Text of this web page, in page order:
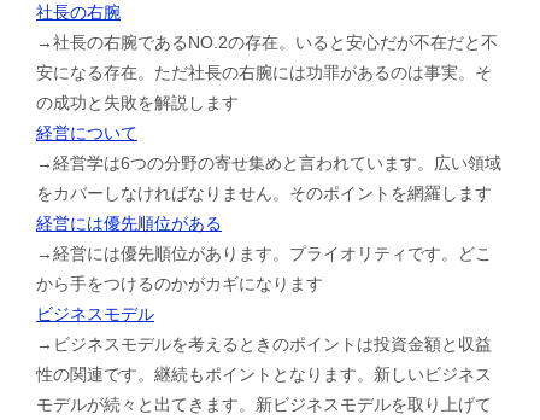
社長の右腕
→社長の右腕であるNO.2の存在。いると安心だが不在だと不
安になる存在。ただ社長の右腕には功罪があるのは事実。そ
の成功と失敗を解説します
経営について
→経営学は6つの分野の寄せ集めと言われています。広い領域
をカバーしなければなりません。そのポイントを網羅します
経営には優先順位がある
→経営には優先順位があります。プライオリティです。どこ
から手をつけるのかがカギになります
ビジネスモデル
→ビジネスモデルを考えるときのポイントは投資金額と収益
性の関連です。継続もポイントとなります。新しいビジネス
モデルが続々と出てきます。新ビジネスモデルを取り上げて